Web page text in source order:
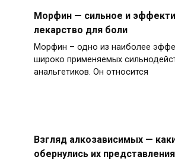
Морфин — сильное и
лекарство для боли
Морфин – одно из наиболее
широко применяемых
анальгетиков. Он относится
Взгляд алкозависимых —
обернулись их